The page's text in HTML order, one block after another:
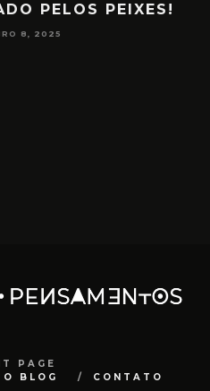
PELOS PEIXES!
8, 2025
PAGE
O BLOG CONTATO